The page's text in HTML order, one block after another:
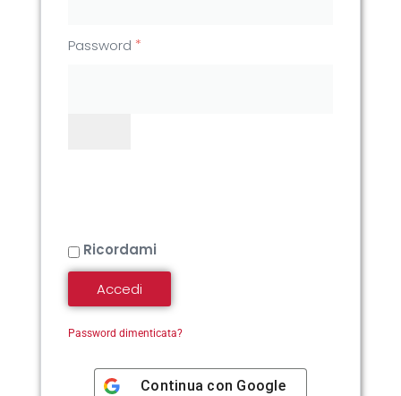
Password *
Ricordami
Accedi
Password dimenticata?
Continua con Google